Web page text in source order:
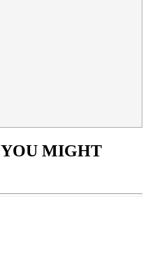
YOU MIGHT